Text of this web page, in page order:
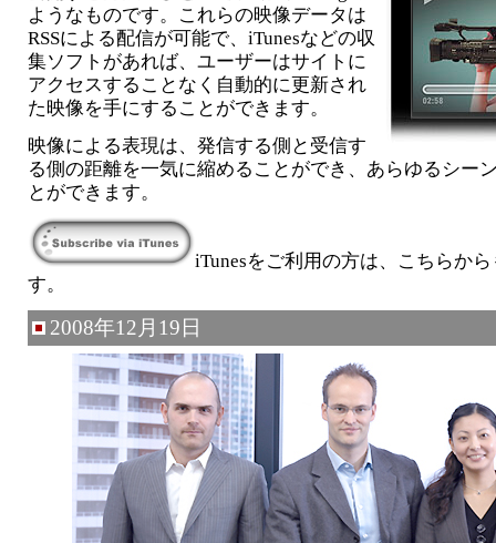
ようなものです。これらの映像データは
RSSによる配信が可能で、iTunesなどの収
集ソフトがあれば、ユーザーはサイトに
アクセスすることなく自動的に更新され
た映像を手にすることができます。
映像による表現は、発信する側と受信す
る側の距離を一気に縮めることができ、あらゆるシー
とができます。
iTunesをご利用の方は、こちらか
す。
2008年12月19日